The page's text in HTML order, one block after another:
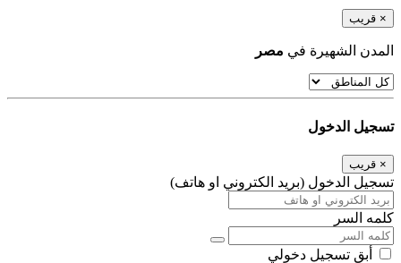
× قريب
المدن الشهيرة في مصر
تسجيل الدخول
× قريب
تسجيل الدخول (بريد الكتروني او هاتف)
كلمه السر
أبق تسجيل دخولي